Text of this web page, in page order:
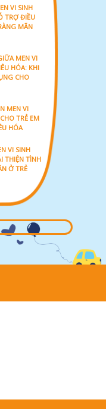
VI SINH
TRỢ ĐIỀU
MÃN
MEN VI
HÓA: KHI
CHO
MEN VI
TRẺ EM
HÓA
VI SINH
THIỆN TÌNH
Ở TRẺ